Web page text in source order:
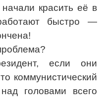
красить её в
быстро —
если они
коммунистический
головами всего